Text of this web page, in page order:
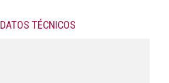
DATOS TÉCNICOS